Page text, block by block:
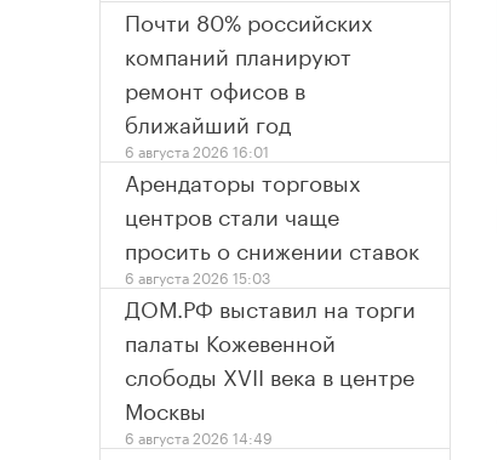
Почти 80% российских
компаний планируют
ремонт офисов в
ближайший год
6 августа 2026 16:01
Арендаторы торговых
центров стали чаще
просить о снижении ставок
6 августа 2026 15:03
ДОМ.РФ выставил на торги
палаты Кожевенной
слободы XVII века в центре
Москвы
6 августа 2026 14:49